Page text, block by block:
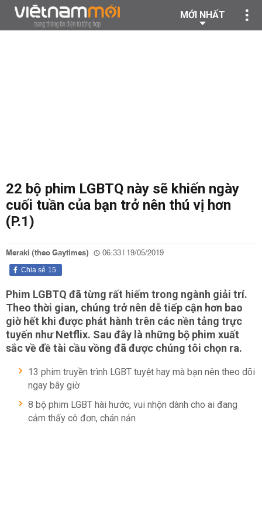
MỚI NHẤT
22 bộ phim LGBTQ này sẽ khiến ngày
cuối tuần của bạn trở nên thú vị hơn
(P.1)
Meraki (theo Gaytimes) 06:33 | 19/05/2019
15
Chia sẻ
Phim LGBTQ đã từng rất hiếm trong ngành giải trí.
Theo thời gian, chúng trở nên dễ tiếp cận hơn bao
giờ hết khi được phát hành trên các nền tảng trực
tuyến như Netflix. Sau đây là những bộ phim xuất
sắc về đề tài cầu vồng đã được chúng tôi chọn ra.
13 phim truyền trình LGBT tuyệt hay mà bạn nên theo dõi
ngay bây giờ
8 bộ phim LGBT hài hước, vui nhộn dành cho ai đang
cảm thấy cô đơn, chán nản